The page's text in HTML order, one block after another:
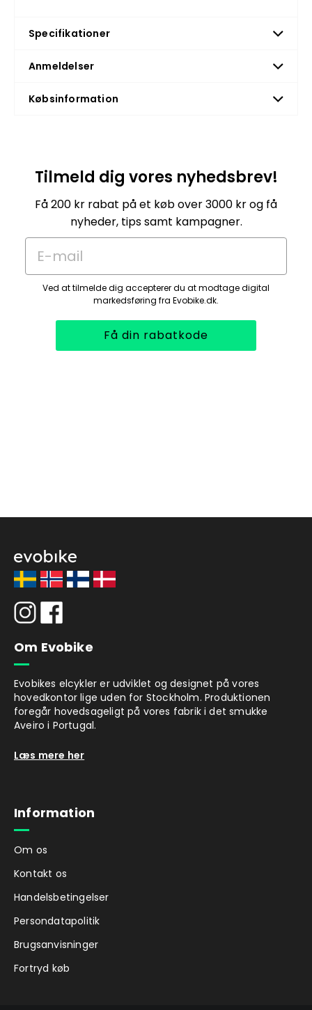
Specifikationer
Anmeldelser
Købsinformation
Tilmeld dig vores nyhedsbrev!
Få 200 kr rabat på et køb over 3000 kr og få
nyheder, tips samt kampagner.
E-mail
Ved at tilmelde dig accepterer du at modtage digital
markedsføring fra Evobike.dk.
Få din rabatkode
Om Evobike
Evobikes elcykler er udviklet og designet på vores
hovedkontor lige uden for Stockholm. Produktionen
foregår hovedsageligt på vores fabrik i det smukke
Aveiro i Portugal.
Læs mere her
Information
Om os
Kontakt os
Handelsbetingelser
Persondatapolitik
Brugsanvisninger
Fortryd køb